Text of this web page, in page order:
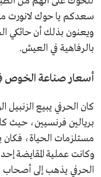
سعدكم يا حوك لانورت
ويعنون بذلك أن حائكي
بالرفاهية في العيش.
أسعار صناعة الخوص
كان الحرفي يبيع الزنبيل
بريالين فرنسيين،
مستلزمات الحياة،
وكانت عملية المقايضة